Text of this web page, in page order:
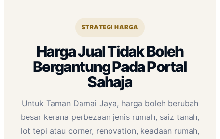
STRATEGI HARGA
Harga Jual Tidak Boleh
Bergantung Pada Portal
Sahaja
Untuk Taman Damai Jaya, harga boleh berubah
besar kerana perbezaan jenis rumah, saiz tanah,
lot tepi atau corner, renovation, keadaan rumah,